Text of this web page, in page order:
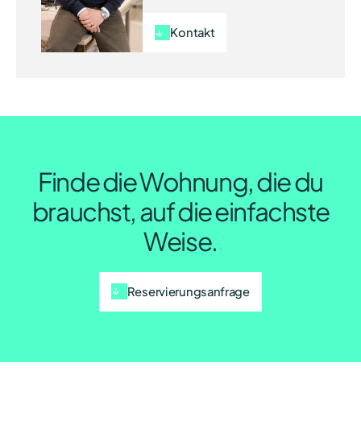
Kontakt
Finde die Wohnung, die du
brauchst, auf die einfachste
Weise.
Reservierungsanfrage